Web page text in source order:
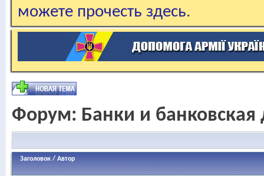
можете прочесть здесь.
Форум: Банки и банковская
Заголовок / Автор